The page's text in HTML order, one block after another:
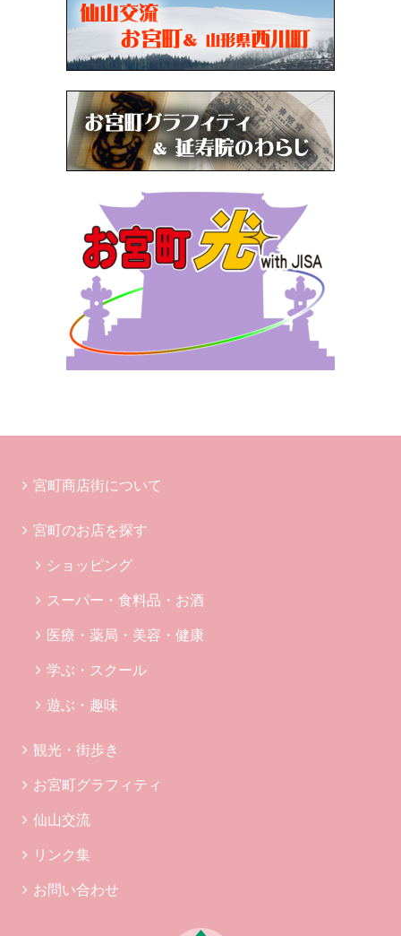
宮町商店街について
宮町のお店を探す
ショッピング
スーパー・食料品・お酒
医療・薬局・美容・健康
学ぶ・スクール
遊ぶ・趣味
観光・街歩き
お宮町グラフィティ
仙山交流
リンク集
お問い合わせ